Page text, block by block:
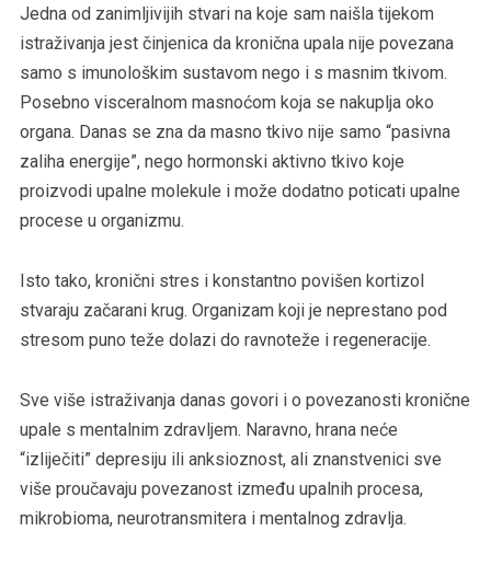
Jedna od zanimljivijih stvari na koje sam naišla tijekom
istraživanja jest činjenica da kronična upala nije povezana
samo s imunološkim sustavom nego i s masnim tkivom.
Posebno visceralnom masnoćom koja se nakuplja oko
organa. Danas se zna da masno tkivo nije samo “pasivna
zaliha energije”, nego hormonski aktivno tkivo koje
proizvodi upalne molekule i može dodatno poticati upalne
procese u organizmu.
Isto tako, kronični stres i konstantno povišen kortizol
stvaraju začarani krug. Organizam koji je neprestano pod
stresom puno teže dolazi do ravnoteže i regeneracije.
Sve više istraživanja danas govori i o povezanosti kronične
upale s mentalnim zdravljem. Naravno, hrana neće
“izliječiti” depresiju ili anksioznost, ali znanstvenici sve
više proučavaju povezanost između upalnih procesa,
mikrobioma, neurotransmitera i mentalnog zdravlja.